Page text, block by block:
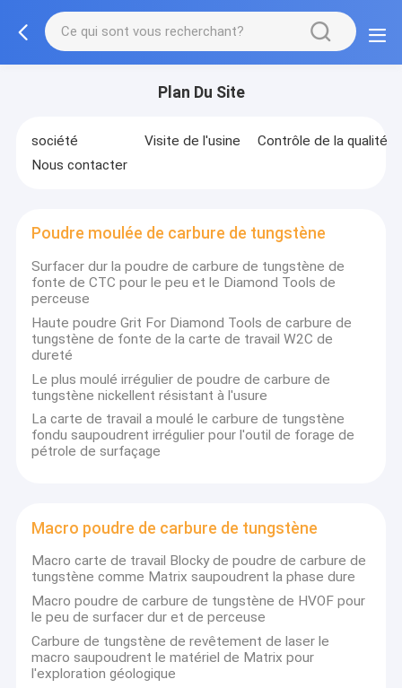
Plan Du Site
société Visite de l'usine
Contrôle de la qualité
Nous contacter
Poudre moulée de carbure de tungstène
Surfacer dur la poudre de carbure de tungstène de
fonte de CTC pour le peu et le Diamond Tools de
perceuse
Haute poudre Grit For Diamond Tools de carbure de
tungstène de fonte de la carte de travail W2C de
dureté
Le plus moulé irrégulier de poudre de carbure de
tungstène nickellent résistant à l'usure
La carte de travail a moulé le carbure de tungstène
fondu saupoudrent irrégulier pour l'outil de forage de
pétrole de surfaçage
Macro poudre de carbure de tungstène
Macro carte de travail Blocky de poudre de carbure de
tungstène comme Matrix saupoudrent la phase dure
Macro poudre de carbure de tungstène de HVOF pour
le peu de surfacer dur et de perceuse
Carbure de tungstène de revêtement de laser le
macro saupoudrent le matériel de Matrix pour
l'exploration géologique